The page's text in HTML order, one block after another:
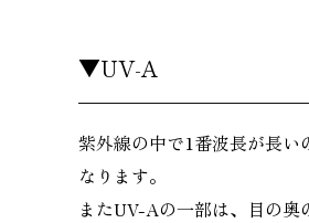
▼UV-A
紫外線の中で1番波長が長
なります。
またUV-Aの一部は、目の